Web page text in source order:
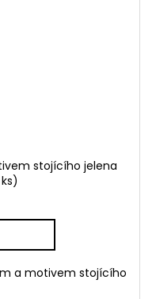
stojícího jelena
ks)
a motivem stojícího